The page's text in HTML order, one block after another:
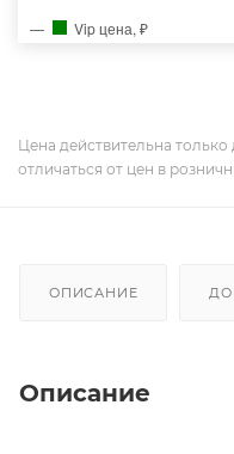
Vip цена, ₽
Цена действительна
отличаться от цен в
ОПИСАНИЕ
Описание